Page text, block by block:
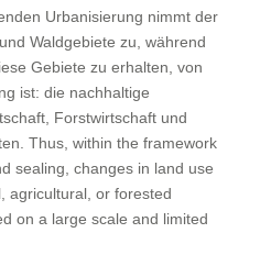
Urbanisierung nimmt der
Waldgebiete zu, während
Gebiete zu erhalten, von
ist: die nachhaltige
Forstwirtschaft und
Thus, within the framework
sealing, changes in land use
agricultural, or forested
on a large scale and limited